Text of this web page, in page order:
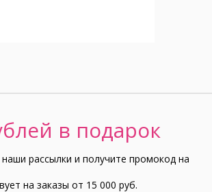
в подарок
рассылки и получите промокод на
на заказы от 15 000 руб.